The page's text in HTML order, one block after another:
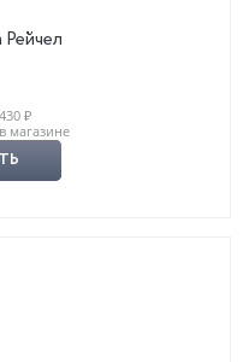
430 ₽
в магазине